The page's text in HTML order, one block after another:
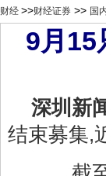
财经 >>财经证券 >> 国
9月15
深圳新
结束募集,